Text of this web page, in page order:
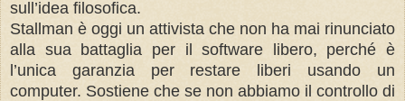
sull’idea filosofica.
Stallman è oggi un attivista che non ha mai rinunciato
alla sua battaglia per il software libero, perché è
l’unica garanzia per restare liberi usando un
computer. Sostiene che se non abbiamo il controllo di